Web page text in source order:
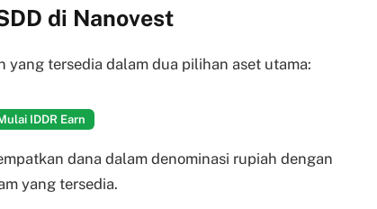
di Nanovest
yang tersedia dalam dua pilihan aset utama:
IDDR Earn
dana dalam denominasi rupiah dengan
yang tersedia.